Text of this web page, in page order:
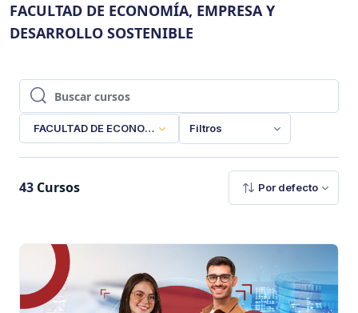
FACULTAD DE ECONOMÍA, EMPRESA Y
DESARROLLO SOSTENIBLE
Buscar cursos
Buscar cursos
FACULTAD DE ECONOMÍA, EMPRESA Y DESARROLLO
Filtros
43 Cursos Por defecto